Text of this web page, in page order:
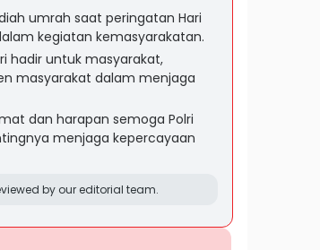
umrah saat peringatan Hari
kegiatan kemasyarakatan.
hadir untuk masyarakat,
masyarakat dalam menjaga
dan harapan semoga Polri
menjaga kepercayaan
by our editorial team.